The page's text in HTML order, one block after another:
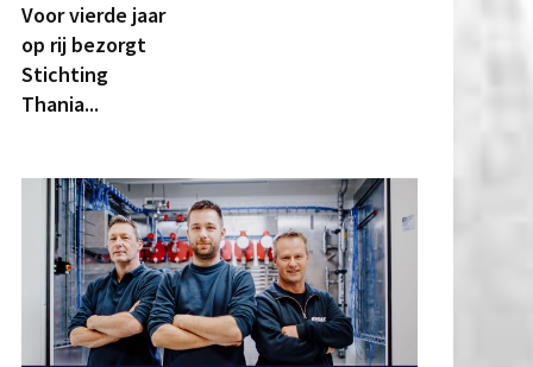
Voor vierde jaar
op rij bezorgt
Stichting
Thania...